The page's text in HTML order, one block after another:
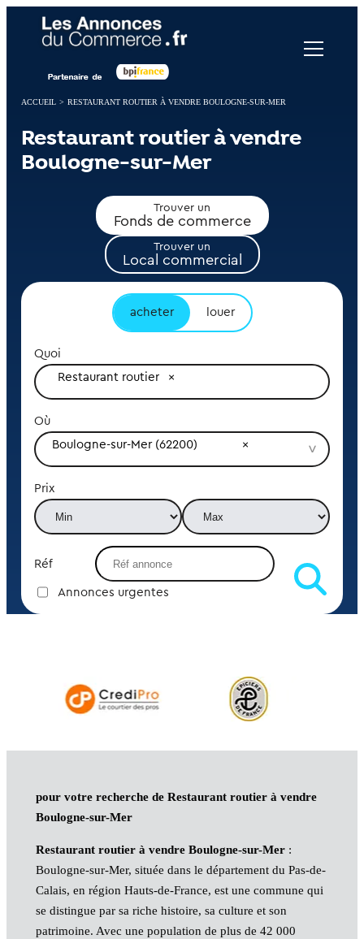
ACCUEIL > RESTAURANT ROUTIER À VENDRE BOULOGNE-SUR-MER
Restaurant routier à vendre
Boulogne-sur-Mer
Trouver un
Fonds de commerce
Trouver un
Local commercial
acheter louer
Quoi
Restaurant routier
Où
Boulogne-sur-Mer (62200)
Prix
Réf
Annonces urgentes
pour votre recherche de Restaurant routier à vendre
Boulogne-sur-Mer
Restaurant routier à vendre Boulogne-sur-Mer:
Boulogne-sur-Mer, située dans le département du Pas-de-
Calais, en région Hauts-de-France, est une commune qui
se distingue par sa riche histoire, sa culture et son
patrimoine. Avec une population de plus de 42 000
Panneau de gestion des cookies